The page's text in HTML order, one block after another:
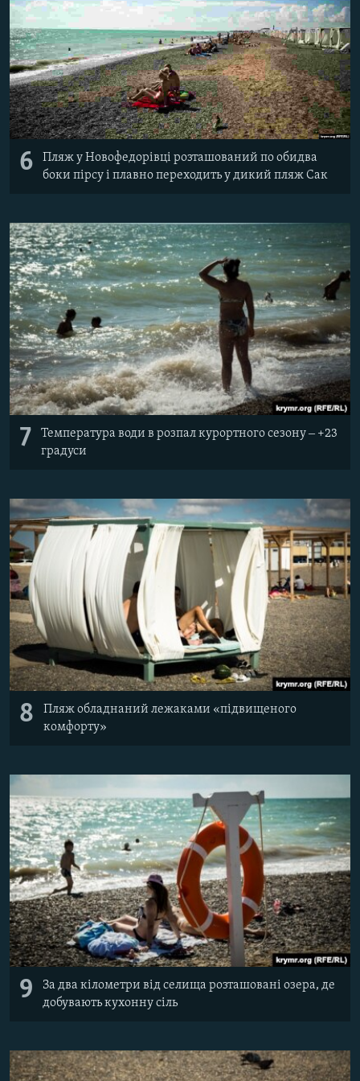
6
Пляж у Новофедорівці розташований по обидва
боки пірсу і плавно переходить у дикий пляж Сак
7
Температура води в розпал курортного сезону ‒ +23
градуси
8
Пляж обладнаний лежаками «підвищеного
комфорту»
9
За два кілометри від селища розташовані озера, де
добувають кухонну сіль